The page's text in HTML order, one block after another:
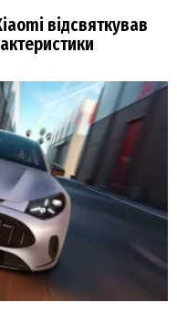
відсвяткував